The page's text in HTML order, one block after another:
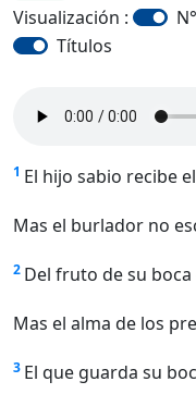
Visualización :
Títulos
1 El hijo sabio recibe
Mas el burlador no
2 Del fruto de su
Mas el alma de los
3 El que guarda su